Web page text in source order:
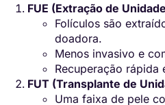
FUE (Extração de
Folículos são
doadora.
Menos invasivo e
Recuperação rápida
FUT (Transplante de
Uma faixa de pele